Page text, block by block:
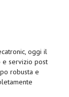
oggi il
e servizio post
robusta e